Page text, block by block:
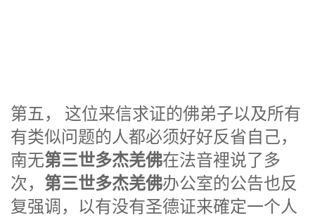
第五， 这位来信求证的佛弟子以及所有
有类似问题的人都必须好好反省自己，
南无第三世多杰羌佛在法音裡说了多
次， 第三世多杰羌佛办公室的公告也反
复强调，以有没有圣德证来確定一个人